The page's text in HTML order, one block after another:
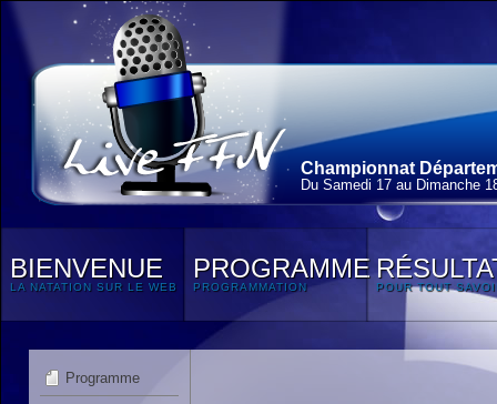
Championnat
Du Samedi 17 au Dimanche
BIENVENUE
LA NATATION SUR LE WEB
PROGRAMME
PROGRAMMATION POUR TOUT
Programme